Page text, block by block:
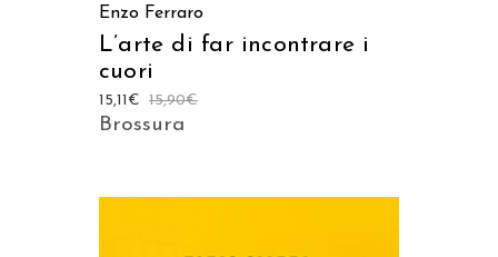
Enzo Ferraro
L’arte di far incontrare i
cuori
15,90€
15,11 €
Brossura